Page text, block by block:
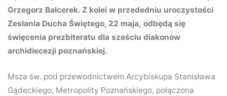
Grzegorz Balcerek. Z kolei w przededniu uroczystości
Zesłania Ducha Świętego, 22 maja, odbędą się
święcenia prezbiteratu dla sześciu diakonów
archidiecezji poznańskiej.
Msza św. pod przewodnictwem Arcybiskupa Stanisława
Gądeckiego, Metropolity Poznańskiego, połączona